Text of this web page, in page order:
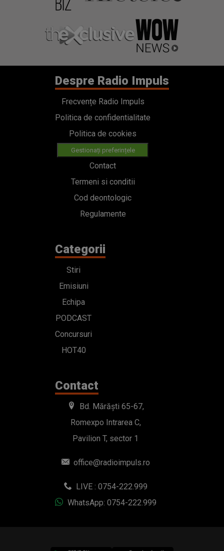
Despre Radio Impuls
Frecvențe Radio Impuls
Politica de confidentialitate
Politica de cookies
Gestionați preferințele
Contact
Termeni si conditii
Cod deontologic
Regulamente
Categorii
Stiri
Emisiuni
Echipa
PODCAST
Concursuri
HOT40
Contact
Bd. Mărăști 65-67,
Romexpo Intrarea C,
Pavilion T, sector 1
office@radioimpuls.ro
LIVE : 0754-222.999
WhatsApp: 0754-222.999